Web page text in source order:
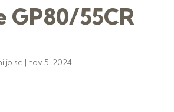
GP80/55CR
| nov 5, 2024